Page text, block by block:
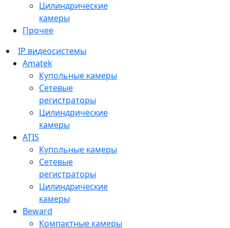
Цилиндрические
камеры
Прочее
IP видеосистемы
Amatek
Купольные камеры
Сетевые
регистраторы
Цилиндрические
камеры
ATIS
Купольные камеры
Сетевые
регистраторы
Цилиндрические
камеры
Beward
Компактные камеры